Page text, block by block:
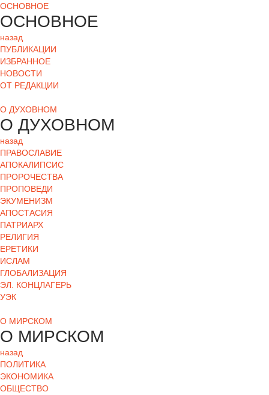
ОСНОВНОЕ
ОСНОВНОЕ
назад
ПУБЛИКАЦИИ
ИЗБРАННОЕ
НОВОСТИ
ОТ РЕДАКЦИИ
О ДУХОВНОМ
О ДУХОВНОМ
назад
ПРАВОСЛАВИЕ
АПОКАЛИПСИС
ПРОРОЧЕСТВА
ПРОПОВЕДИ
ЭКУМЕНИЗМ
АПОСТАСИЯ
ПАТРИАРХ
РЕЛИГИЯ
ЕРЕТИКИ
ИСЛАМ
ГЛОБАЛИЗАЦИЯ
ЭЛ. КОНЦЛАГЕРЬ
УЭК
О МИРСКОМ
О МИРСКОМ
назад
ПОЛИТИКА
ЭКОНОМИКА
ОБЩЕСТВО